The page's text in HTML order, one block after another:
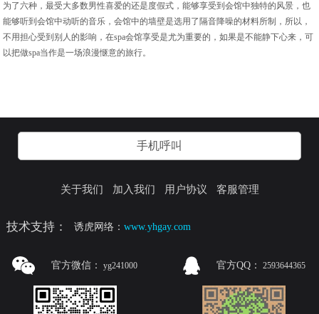
为了六种，最受大多数男性喜爱的还是度假式，能够享受到会馆中独特的风景，也
能够听到会馆中动听的音乐，会馆中的墙壁是选用了隔音降噪的材料所制，所以，
不用担心受到别人的影响，在spa会馆享受是尤为重要的，如果是不能静下心来，可
以把做spa当作是一场浪漫惬意的旅行。
手机呼叫
关于我们 加入我们 用户协议 客服管理
技术支持： 诱虎网络：www.yhgay.com
官方微信： yg241000 官方QQ： 2593644365